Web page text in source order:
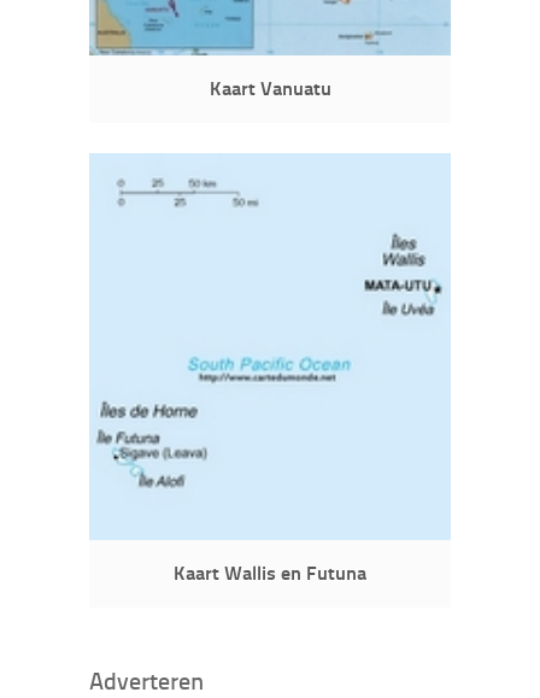
Kaart Vanuatu
Kaart Wallis en Futuna
Adverteren